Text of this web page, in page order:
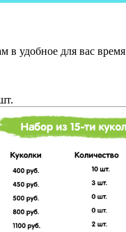
в удобное для вас время